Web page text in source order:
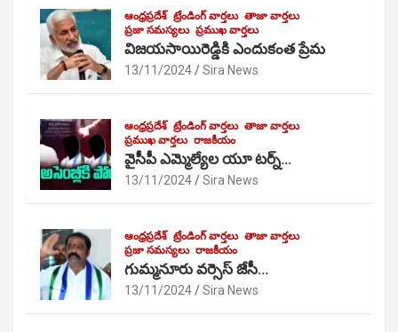
ఆంధ్రప్రదేశ్ ట్రేండింగ్ వార్తలు తాజా వార్తలు
ప్రజా సమస్యలు ప్రముఖ వార్తలు
విజయసాయిరెడ్డికి ఎందుకంత ప్రేమ
13/11/2024 Sira News
ఆంధ్రప్రదేశ్ ట్రేండింగ్ వార్తలు తాజా వార్తలు
ప్రముఖ వార్తలు రాజకీయం
వైసీపీ ఎమ్మెల్యేల యూ టర్న్…
13/11/2024 Sira News
ఆంధ్రప్రదేశ్ ట్రేండింగ్ వార్తలు తాజా వార్తలు
ప్రజా సమస్యలు రాజకీయం
గుమ్మనూరు వర్సెస్ జేసీ…
13/11/2024 Sira News